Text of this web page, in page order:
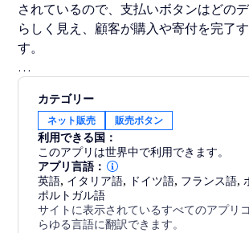
されているので、支払いボタンはどの
らしく見え、顧客が購入や寄付を完了
す。
能な要素、マルチ通貨サポート、ユー
ンスに焦点を当てたもので、商人が支
率化し、セールスを促進し、顧客エン
めるのに役立ちます。
カテゴリー
ネット販売 販売ボタン
利用できる国：
このアプリは世界中で利用できます。
アプリ言語：
英語, イタリア語, ドイツ語, フランス語,
ポルトガル語
サイトに表示されているすべてのアプリ
らゆる言語に翻訳できます。